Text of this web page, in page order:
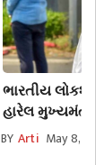
ભારતીય
હારેલ
ઇનકાર કર્યો,
બરતરફ
BY Arti May 8,